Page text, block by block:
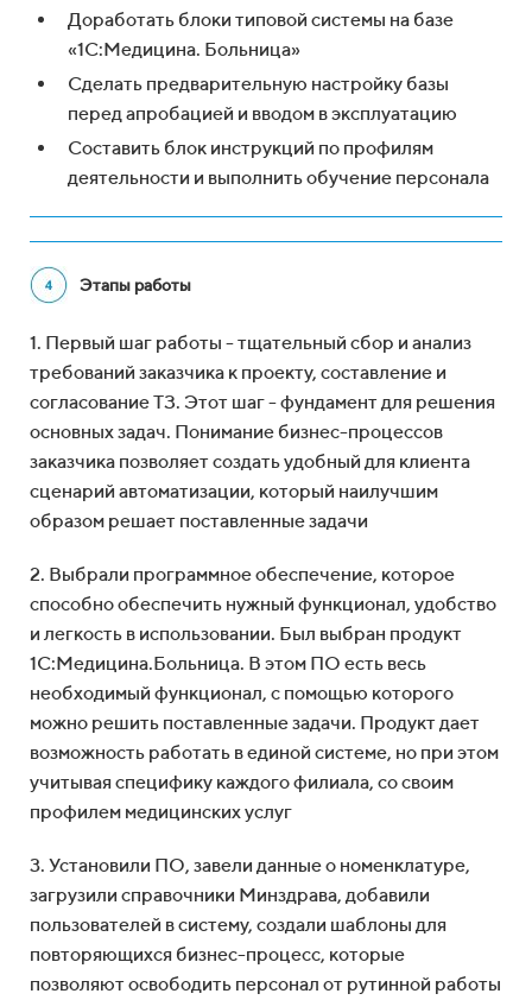
Доработать блоки типовой системы на базе
«1С:Медицина. Больница»
Сделать предварительную настройку базы
перед апробацией и вводом в эксплуатацию
Составить блок инструкций по профилям
деятельности и выполнить обучение персонала
Этапы работы
1. Первый шаг работы - тщательный сбор и анализ
требований заказчика к проекту, составление и
согласование ТЗ. Этот шаг - фундамент для решения
основных задач. Понимание бизнес-процессов
заказчика позволяет создать удобный для клиента
сценарий автоматизации, который наилучшим
образом решает поставленные задачи
2. Выбрали программное обеспечение, которое
способно обеспечить нужный функционал, удобство
и легкость в использовании. Был выбран продукт
1С:Медицина.Больница. В этом ПО есть весь
необходимый функционал, с помощью которого
можно решить поставленные задачи. Продукт дает
возможность работать в единой системе, но при этом
учитывая специфику каждого филиала, со своим
профилем медицинских услуг
3. Установили ПО, завели данные о номенклатуре,
загрузили справочники Минздрава, добавили
пользователей в систему, создали шаблоны для
повторяющихся бизнес-процесс, которые
позволяют освободить персонал от рутинной работы